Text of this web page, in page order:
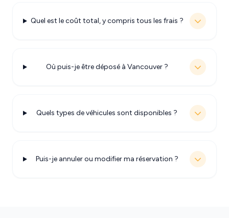
Quel est le coût total, y compris tous les frais ?
Où puis-je être déposé à Vancouver ?
Quels types de véhicules sont disponibles ?
Puis-je annuler ou modifier ma réservation ?